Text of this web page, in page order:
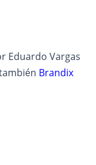
Eduardo Vargas
Brandix